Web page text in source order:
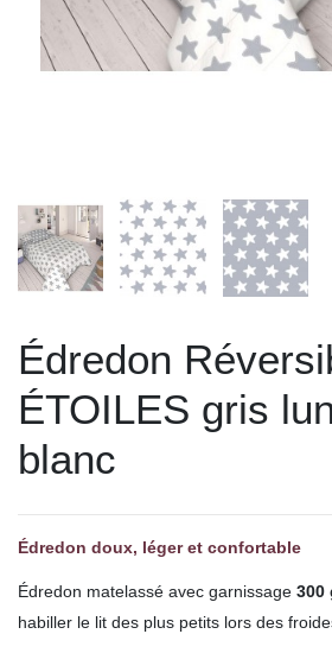
Édredon
ÉTOILES gris
blanc
Édredon doux, léger et confortable
Édredon matelassé avec garnissage 300
habiller le lit des plus petits lors des